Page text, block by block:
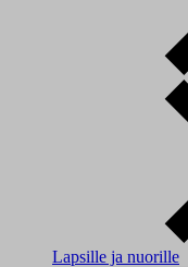
Lapsille ja nuorille